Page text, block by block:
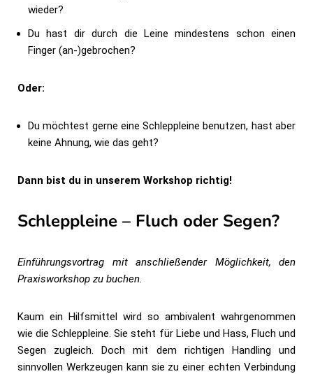
wieder?
Du hast dir durch die Leine mindestens schon einen
Finger (an-)gebrochen?
Oder:
Du möchtest gerne eine Schleppleine benutzen, hast aber
keine Ahnung, wie das geht?
Dann bist du in unserem Workshop richtig!
Schleppleine – Fluch oder Segen?
Einführungsvortrag mit anschließender Möglichkeit, den
Praxisworkshop zu buchen.
Kaum ein Hilfsmittel wird so ambivalent wahrgenommen
wie die Schleppleine. Sie steht für Liebe und Hass, Fluch und
Segen zugleich. Doch mit dem richtigen Handling und
sinnvollen Werkzeugen kann sie zu einer echten Verbindung